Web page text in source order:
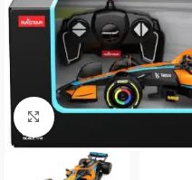
Klik om te vergroten